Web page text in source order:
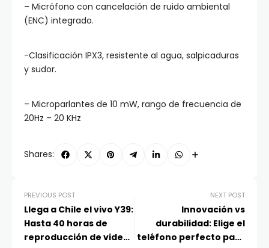
– Micrófono con cancelación de ruido ambiental
(ENC) integrado.
-Clasificación IPX3, resistente al agua, salpicaduras
y sudor.
– Microparlantes de 10 mW, rango de frecuencia de
20Hz – 20 KHz
Shares:
PREVIOUS POST
Llega a Chile el vivo Y39:
Hasta 40 horas de
reproducción de video
NEXT POST
Innovación vs
durabilidad: Elige el
teléfono perfecto para